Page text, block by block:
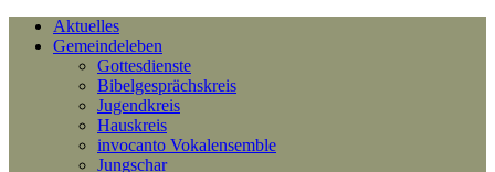
Aktuelles
Gemeindeleben
Gottesdienste
Bibelgesprächskreis
Jugendkreis
Hauskreis
invocanto Vokalensemble
Jungschar